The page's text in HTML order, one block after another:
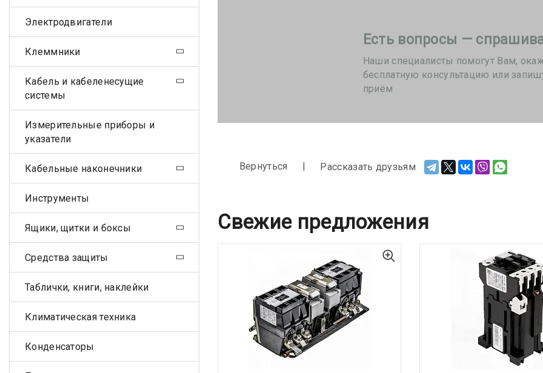
Есть вопросы —
Наши специалисты помогут Вам,
бесплатную консультацию или
приём
Вернуться Рассказать друзьям
Свежие предложения
Электродвигатели
Клеммники
Кабель и кабеленесущие
системы
Измерительные приборы и
указатели
Кабельные наконечники
Инструменты
Ящики, щитки и боксы
Средства защиты
Таблички, книги, наклейки
Климатическая техника
Конденсаторы